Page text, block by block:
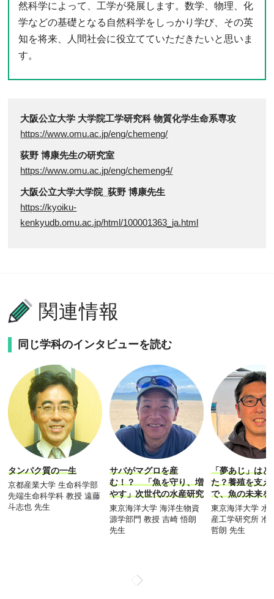
然科学によって、工学が発展します。数学、物理、化
学などの基礎となる自然科学をしっかり学び、その英
知を将来、人間社会に役立てていただきたいと思いま
す。
大阪公立大学 大学院工学研究科 物質化学生命系専攻
https://www.omu.ac.jp/eng/chemeng/
荻野 博康先生の研究室
https://www.omu.ac.jp/eng/chemeng4/
大阪公立大学大学院_荻野 博康先生
https://kyoiku-
kenkyudb.omu.ac.jp/html/100001363_ja.html
関連情報
同じ学科のインタビューを読む
タンパク質の一生
京都産業大学 生命科学部
先端生命科学科 教授 遠藤
斗志也 先生
サバがマグロを産
む！？ 「魚を守り、増
やす」次世代の水産研究
東京海洋大学 海洋生物資
源学部門 教授 吉崎 悟朗
先生
「夢あじ」はど
た？養殖を支え
で、魚の未来を
東京海洋大学 水
産工学研究所 准
哲朗 先生